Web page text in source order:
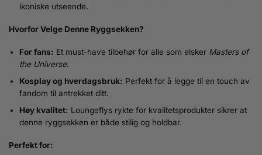
ikoniske utseende.
Hvorfor Velge Denne Ryggsekken?
For fans: Et must-have tilbehør for alle som elsker Masters of
the Universe.
Kosplay og hverdagsbruk: Perfekt for å legge til en touch av
fandom til antrekket ditt.
Høy kvalitet: Loungeflys rykte for kvalitetsprodukter sikrer at
denne ryggsekken er både stilig og holdbar.
Perfekt for: